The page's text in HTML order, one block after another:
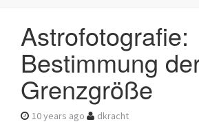
Astrofotografie:
Bestimmung
Grenzgröße
10 years ago dkracht